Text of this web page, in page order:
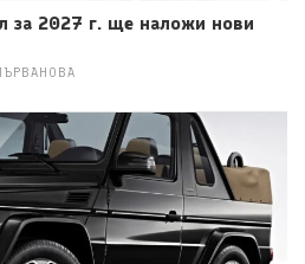
за 2027 г. ще наложи нови